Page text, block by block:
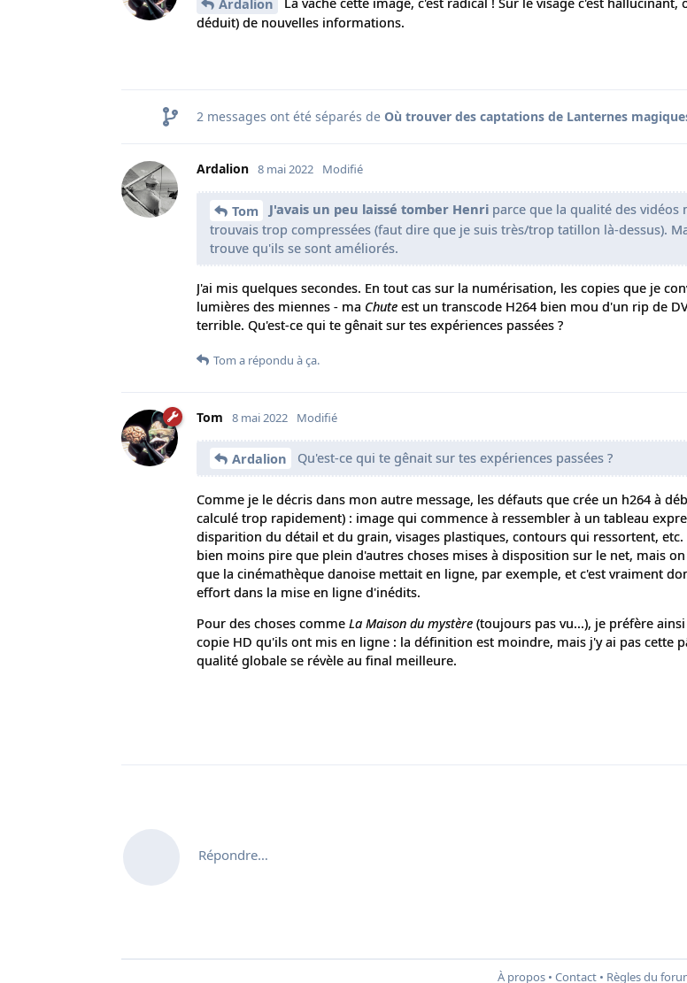
Ardalion
déduit) de nouvelles informations.
2 messages ont été séparés de Où trouver des captations de Lanternes
Ardalion 8 mai 2022 Modifié
Tom J'avais un peu laissé tomber Henri parce que la qualité des vidéos
trouvais trop compressées (faut dire que je suis très/trop tatillon là-dessus).
trouve qu'ils se sont améliorés.
J'ai mis quelques secondes. En tout cas sur la numérisation, les copies que je
lumières des miennes - ma Chute est un transcode H264 bien mou d'un rip de
terrible. Qu'est-ce qui te gênait sur tes expériences passées ?
Tom a répondu à ça.
Tom 8 mai 2022 Modifié
Ardalion Qu'est-ce qui te gênait sur tes expériences passées ?
Comme je le décris dans mon autre message, les défauts que crée un h264 à
calculé trop rapidement) : image qui commence à ressembler à un tableau
disparition du détail et du grain, visages plastiques, contours qui ressortent, etc.
bien moins pire que plein d'autres choses mises à disposition sur le net, mais
que la cinémathèque danoise mettait en ligne, par exemple, et c'est vraiment
effort dans la mise en ligne d'inédits.
Pour des choses comme La Maison du mystère (toujours pas vu...), je préfère
copie HD qu'ils ont mis en ligne : la définition est moindre, mais j'y ai pas cette
qualité globale se révèle au final meilleure.
Répondre…
À propos• Contact• Règles du